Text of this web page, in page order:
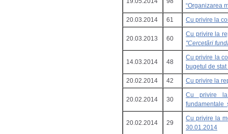
“Organizarea
20.03.2014
61 Cu privire la
20.03.2013 60
Cu privire la
"Cercetări
14.03.2014 48
Cu privire la
bugetul de
20.02.2014
42 Cu privire la
20.02.2014 30
Cu privire la
fundamentale
20.02.2014 29
Cu privire la
30.01.2014